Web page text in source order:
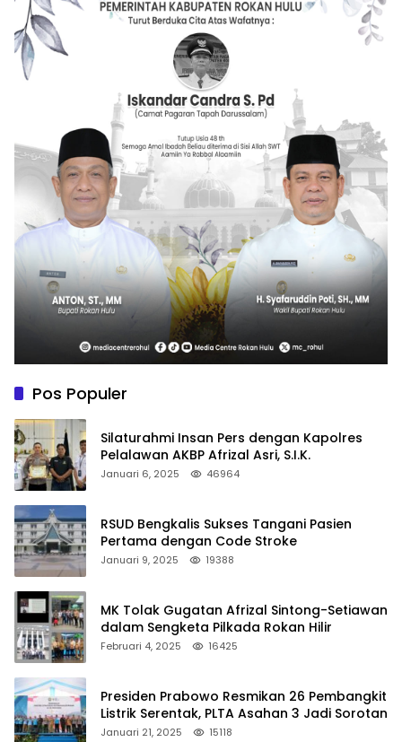
Pos Populer
Silaturahmi Insan Pers dengan Kapolres
Pelalawan AKBP Afrizal Asri, S.I.K.
Januari 6, 2025 46964
RSUD Bengkalis Sukses Tangani Pasien
Pertama dengan Code Stroke
Januari 9, 2025 19388
MK Tolak Gugatan Afrizal Sintong-Setiawan
dalam Sengketa Pilkada Rokan Hilir
Februari 4, 2025 16425
Presiden Prabowo Resmikan 26 Pembangkit
Listrik Serentak, PLTA Asahan 3 Jadi Sorotan
Januari 21, 2025 15118